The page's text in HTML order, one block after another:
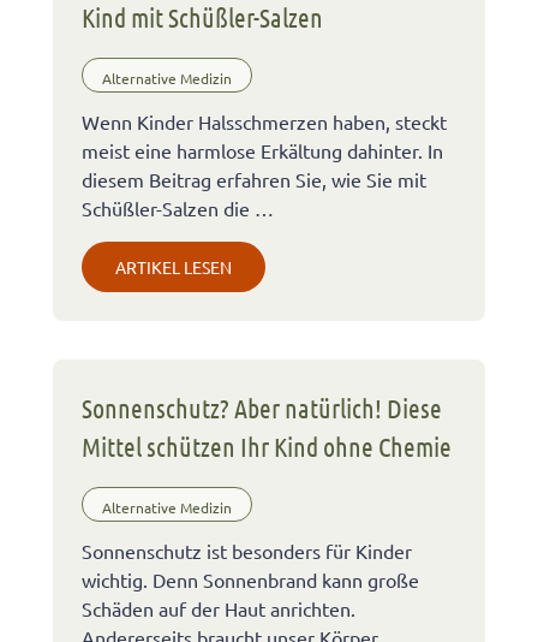
Kind mit Schüßler-Salzen
Alternative Medizin
Wenn Kinder Halsschmerzen haben, steckt
meist eine harmlose Erkältung dahinter. In
diesem Beitrag erfahren Sie, wie Sie mit
Schüßler-Salzen die …
ARTIKEL LESEN
Sonnenschutz? Aber natürlich! Diese
Mittel schützen Ihr Kind ohne Chemie
Alternative Medizin
Sonnenschutz ist besonders für Kinder
wichtig. Denn Sonnenbrand kann große
Schäden auf der Haut anrichten.